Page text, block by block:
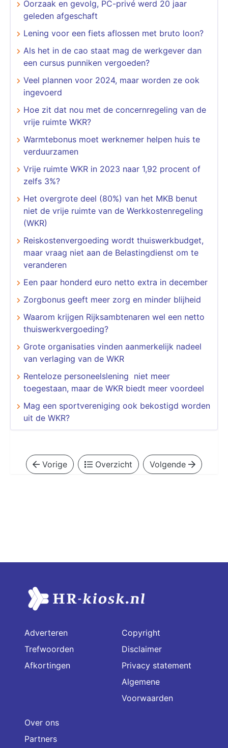
Oorzaak en gevolg, PC-privé werd 20 jaar
geleden afgeschaft
Lening voor een fiets aflossen met bruto loon?
Als het in de cao staat mag de werkgever dan
een cursus punniken vergoeden?
Veel plannen voor 2024, maar worden ze ook
ingevoerd
Hoe zit dat nou met de concernregeling van de
vrije ruimte WKR?
Warmtebonus moet werknemer helpen huis te
verduurzamen
Vrije ruimte WKR in 2023 naar 1,92 procent of
zelfs 3%?
Het overgrote deel (80%) van het MKB benut
niet de vrije ruimte van de Werkkostenregeling
(WKR)
Reiskostenvergoeding wordt thuiswerkbudget,
maar vraag niet aan de Belastingdienst om te
veranderen
Een paar honderd euro netto extra in december
Zorgbonus geeft meer zorg en minder blijheid
Waarom krijgen Rijksambtenaren wel een netto
thuiswerkvergoeding?
Grote organisaties vinden aanmerkelijk nadeel
van verlaging van de WKR
Renteloze personeelslening niet meer
toegestaan, maar de WKR biedt meer voordeel
Mag een sportvereniging ook bekostigd worden
uit de WKR?
Vorige Overzicht Volgende
Adverteren
Trefwoorden
Afkortingen
Copyright
Disclaimer
Privacy statement
Algemene
Voorwaarden
Over ons
Partners